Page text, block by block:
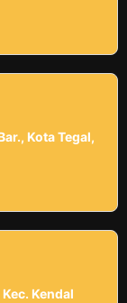
Kota Tegal,
Kendal